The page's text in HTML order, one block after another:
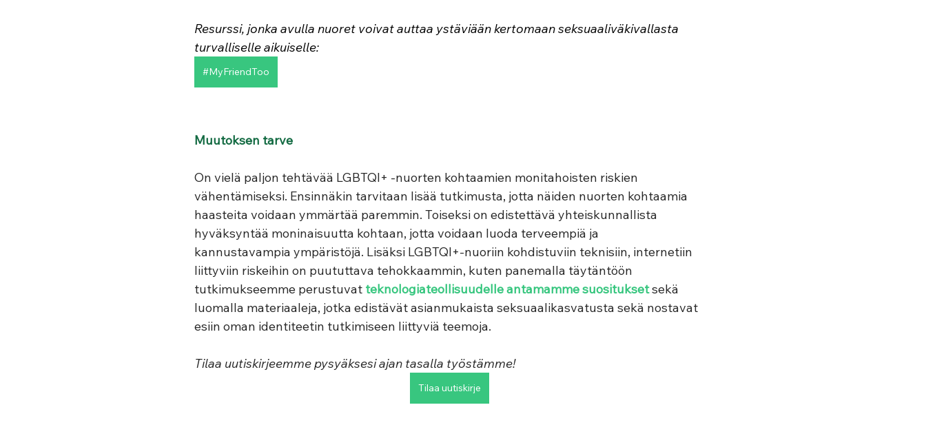
Resurssi, jonka avulla nuoret voivat auttaa ystäviään kertomaan seksuaaliväkivallasta
turvalliselle aikuiselle:
#MyFriendToo
Muutoksen tarve
On vielä paljon tehtävää LGBTQI+ -nuorten kohtaamien monitahoisten riskien
vähentämiseksi. Ensinnäkin tarvitaan lisää tutkimusta, jotta näiden nuorten kohtaamia
haasteita voidaan ymmärtää paremmin. Toiseksi on edistettävä yhteiskunnallista
hyväksyntää moninaisuutta kohtaan, jotta voidaan luoda terveempiä ja
kannustavampia ympäristöjä. Lisäksi LGBTQI+-nuoriin kohdistuviin teknisiin, internetiin
liittyviin riskeihin on puututtava tehokkaammin, kuten panemalla täytäntöön
tutkimukseemme perustuvat teknologiateollisuudelle antamamme suositukset sekä
luomalla materiaaleja, jotka edistävät asianmukaista seksuaalikasvatusta sekä nostavat
esiin oman identiteetin tutkimiseen liittyviä teemoja.
Tilaa uutiskirjeemme pysyäksesi ajan tasalla työstämme!
Tilaa uutiskirje